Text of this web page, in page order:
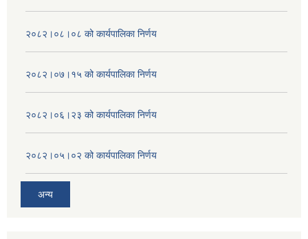
२०८२।०८।०८ को कार्यपालिका निर्णय
२०८२।०७।१५ को कार्यपालिका निर्णय
२०८२।०६।२३ को कार्यपालिका निर्णय
२०८२।०५।०२ को कार्यपालिका निर्णय
अन्य